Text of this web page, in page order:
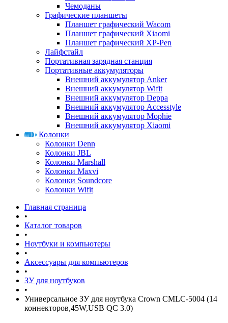
Чемоданы
Графические планшеты
Планшет графический Wacom
Планшет графический Xiaomi
Планшет графический XP-Pen
Лайфстайл
Портативная зарядная станция
Портативные аккумуляторы
Внешний аккумулятор Anker
Внешний аккумулятор Wifit
Внешний аккумулятор Deppa
Внешний аккумулятор Accesstyle
Внешний аккумулятор Mophie
Внешний аккумулятор Xiaomi
Колонки
Колонки Denn
Колонки JBL
Колонки Marshall
Колонки Maxvi
Колонки Soundcore
Колонки Wifit
Главная страница
•
Каталог товаров
•
Ноутбуки и компьютеры
•
Аксессуары для компьютеров
•
ЗУ для ноутбуков
•
Универсальное ЗУ для ноутбука Crown CMLC-5004 (14
коннекторов,45W,USB QC 3.0)